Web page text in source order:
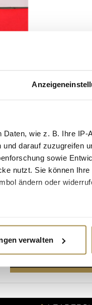
Daten, wie z. B. Ihre IP-
darauf zuzugreifen
sowie
nutzt. Sie können
ändern oder
werden, und
Funktionen
verwalten
Advertisement